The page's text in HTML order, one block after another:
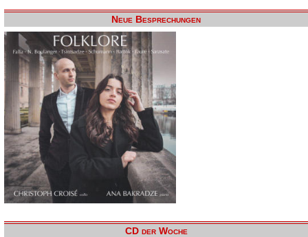
Neue Besprechungen
CD der Woche